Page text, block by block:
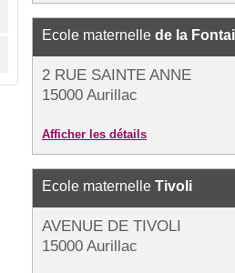
Ecole maternelle de la
2 RUE SAINTE ANNE
15000 Aurillac
Afficher les détails
Ecole maternelle Tivoli
AVENUE DE TIVOLI
15000 Aurillac